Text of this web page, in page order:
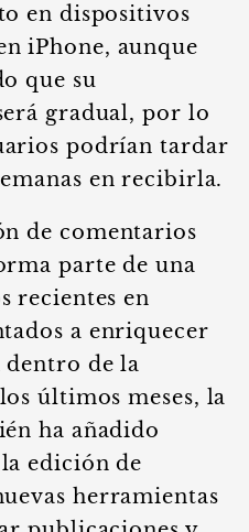
en dispositivos
iPhone, aunque
que su
gradual, por lo
podrían tardar
en recibirla.
de comentarios
parte de una
recientes en
a enriquecer
dentro de la
últimos meses, la
ha añadido
edición de
herramientas